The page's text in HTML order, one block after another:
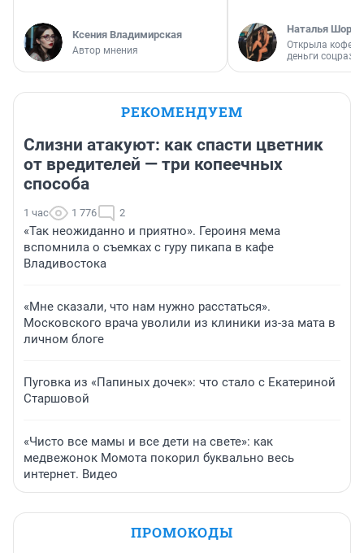
Ксения Владимирская
Автор мнения
Наталья
Открыла
деньги
РЕКОМЕНДУЕМ
Слизни атакуют: как спасти цветник
от вредителей — три копеечных
способа
1 час 1 776 2
«Так неожиданно и приятно». Героиня мема
вспомнила о съемках с гуру пикапа в кафе
Владивостока
«Мне сказали, что нам нужно расстаться».
Московского врача уволили из клиники из-за мата в
личном блоге
Пуговка из «Папиных дочек»: что стало с Екатериной
Старшовой
«Чисто все мамы и все дети на свете»: как
медвежонок Момота покорил буквально весь
интернет. Видео
ПРОМОКОДЫ